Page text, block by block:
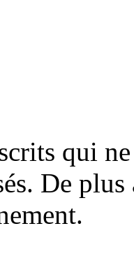
qui
De